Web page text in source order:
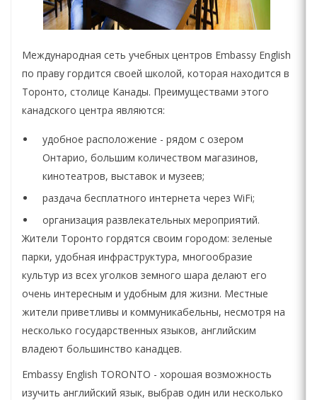
Международная сеть учебных центров Embassy English
по праву гордится своей школой, которая находится в
Торонто, столице Канады. Преимуществами этого
канадского центра являются:
удобное расположение - рядом с озером
Онтарио, большим количеством магазинов,
кинотеатров, выставок и музеев;
раздача бесплатного интернета через WiFi;
организация развлекательных мероприятий.
Жители Торонто гордятся своим городом: зеленые
парки, удобная инфраструктура, многообразие
культур из всех уголков земного шара делают его
очень интересным и удобным для жизни. Местные
жители приветливы и коммуникабельны, несмотря на
несколько государственных языков, английским
владеют большинство канадцев.
Embassy English TORONTO - хорошая возможность
изучить английский язык, выбрав один или несколько